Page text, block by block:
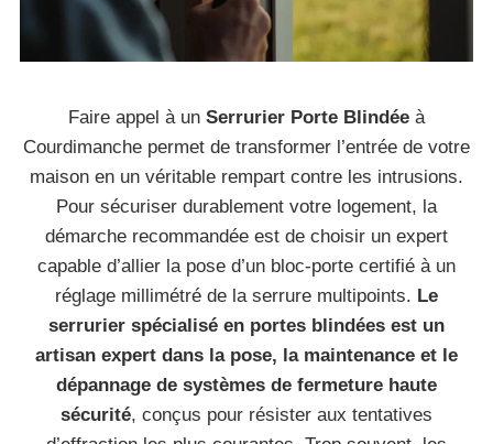
Faire appel à un Serrurier Porte Blindée à
Courdimanche permet de transformer l’entrée de votre
maison en un véritable rempart contre les intrusions.
Pour sécuriser durablement votre logement, la
démarche recommandée est de choisir un expert
capable d’allier la pose d’un bloc-porte certifié à un
réglage millimétré de la serrure multipoints. Le
serrurier spécialisé en portes blindées est un
artisan expert dans la pose, la maintenance et le
dépannage de systèmes de fermeture haute
sécurité, conçus pour résister aux tentatives